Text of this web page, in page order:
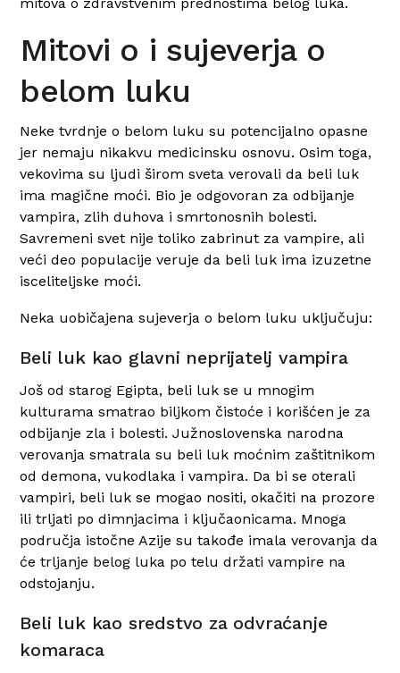
mitova o zdravstvenim prednostima belog luka.
Mitovi o i sujeverja o
belom luku
Neke tvrdnje o belom luku su potencijalno opasne
jer nemaju nikakvu medicinsku osnovu. Osim toga,
vekovima su ljudi širom sveta verovali da beli luk
ima magične moći. Bio je odgovoran za odbijanje
vampira, zlih duhova i smrtonosnih bolesti.
Savremeni svet nije toliko zabrinut za vampire, ali
veći deo populacije veruje da beli luk ima izuzetne
isceliteljske moći.
Neka uobičajena sujeverja o belom luku uključuju:
Beli luk kao glavni neprijatelj vampira
Još od starog Egipta, beli luk se u mnogim
kulturama smatrao biljkom čistoće i korišćen je za
odbijanje zla i bolesti. Južnoslovenska narodna
verovanja smatrala su beli luk moćnim zaštitnikom
od demona, vukodlaka i vampira. Da bi se oterali
vampiri, beli luk se mogao nositi, okačiti na prozore
ili trljati po dimnjacima i ključaonicama. Mnoga
područja istočne Azije su takođe imala verovanja da
će trljanje belog luka po telu držati vampire na
odstojanju.
Beli luk kao sredstvo za odvraćanje
komaraca